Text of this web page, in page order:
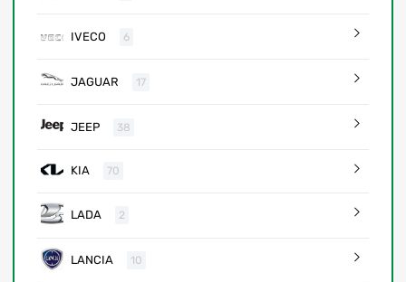
IVECO 6
JAGUAR 17
JEEP 38
KIA 70
LADA 2
LANCIA 10